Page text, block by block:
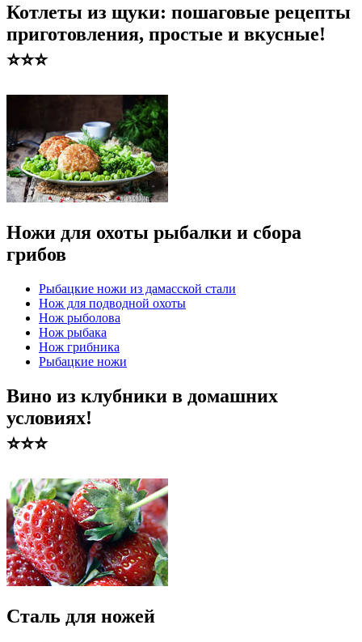
Котлеты из щуки: пошаговые рецепты
приготовления, простые и вкусные!
⭐️⭐️⭐️
Ножи для охоты рыбалки и сбора
грибов
Рыбацкие ножи из дамасской стали
Нож для подводной охоты
Нож рыболова
Нож рыбака
Нож грибника
Рыбацкие ножи
Вино из клубники в домашних
условиях!
⭐️⭐️⭐️
Сталь для ножей